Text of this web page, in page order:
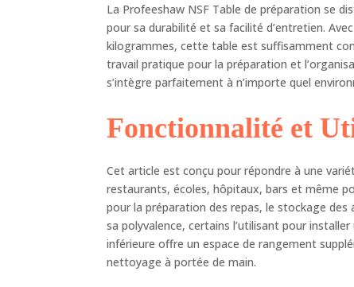
La Profeeshaw NSF Table de préparation se
pour sa durabilité et sa facilité d’entretien.
kilogrammes, cette table est suffisamment
travail pratique pour la préparation et
s’intègre parfaitement à n’importe quel
Fonctionnalité et
Cet article est conçu pour répondre à une
restaurants, écoles, hôpitaux, bars et même
pour la préparation des repas, le stockage
sa polyvalence, certains l’utilisant pour
inférieure offre un espace de rangement
nettoyage à portée de main.